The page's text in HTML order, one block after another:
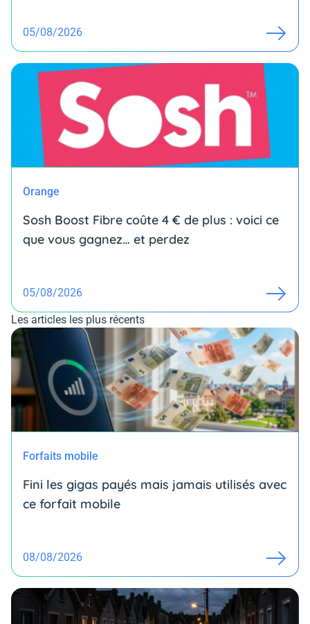
05/08/2026
Orange
Sosh Boost Fibre coûte 4 € de plus : voici ce
que vous gagnez… et perdez
05/08/2026
Les articles les plus récents
Forfaits mobile
Fini les gigas payés mais jamais utilisés avec
ce forfait mobile
08/08/2026